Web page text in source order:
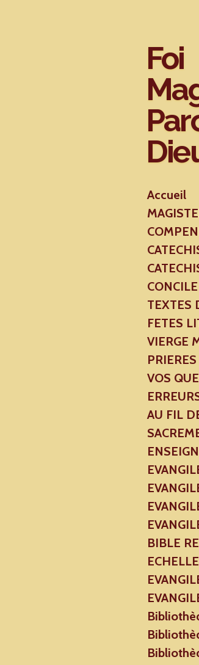
Foi
Accueil
TEXTES
FETES
VIERGE
PRIERES
VOS
AU FIL
BIBLE